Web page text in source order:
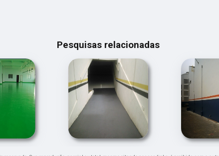
Pesquisas relacionadas